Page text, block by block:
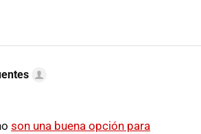
son una buena opción para